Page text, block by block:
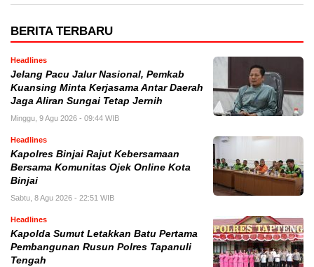
BERITA TERBARU
Headlines
Jelang Pacu Jalur Nasional, Pemkab
Kuansing Minta Kerjasama Antar Daerah
Jaga Aliran Sungai Tetap Jernih
Minggu, 9 Agu 2026 - 09:44 WIB
Headlines
Kapolres Binjai Rajut Kebersamaan
Bersama Komunitas Ojek Online Kota
Binjai
Sabtu, 8 Agu 2026 - 22:51 WIB
Headlines
Kapolda Sumut Letakkan Batu Pertama
Pembangunan Rusun Polres Tapanuli
Tengah